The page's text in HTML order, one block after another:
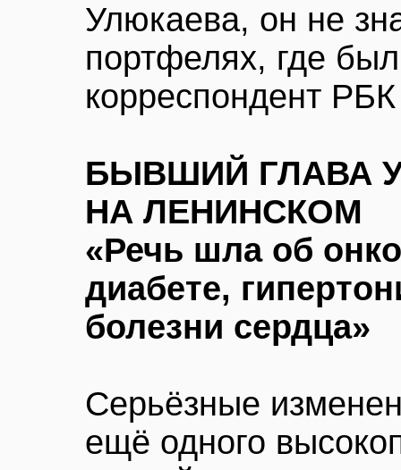
Улюкаева, он не
портфелях, где
корреспондент
БЫВШИЙ ГЛАВА
НА ЛЕНИНСКОМ
«Речь шла об
диабете,
болезни сердца»
Серьёзные
ещё одного